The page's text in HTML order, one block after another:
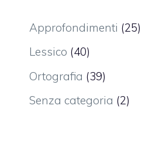
Approfondimenti (25)
Lessico (40)
Ortografia (39)
Senza categoria (2)